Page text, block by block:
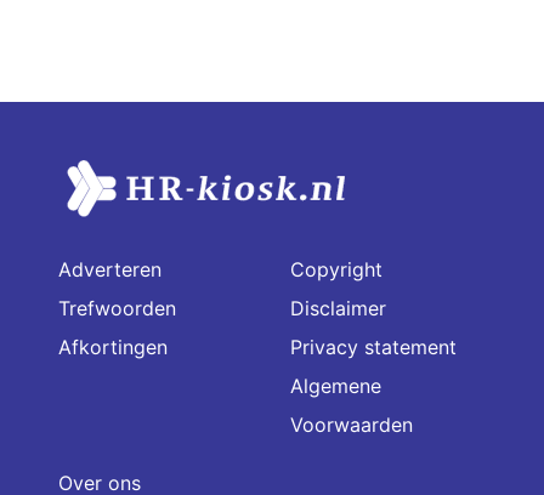
Adverteren
Trefwoorden
Afkortingen
Copyright
Disclaimer
Privacy statement
Algemene
Voorwaarden
Over ons